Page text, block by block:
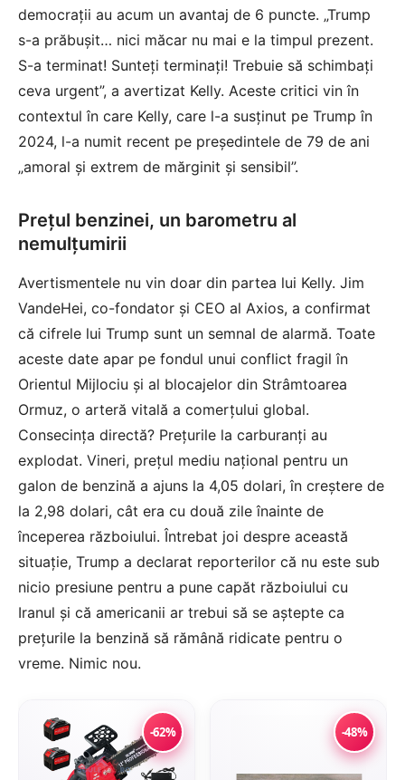
democrații au acum un avantaj de 6 puncte. „Trump
s-a prăbușit… nici măcar nu mai e la timpul prezent.
S-a terminat! Sunteți terminați! Trebuie să schimbați
ceva urgent”, a avertizat Kelly. Aceste critici vin în
contextul în care Kelly, care l-a susținut pe Trump în
2024, l-a numit recent pe președintele de 79 de ani
„amoral și extrem de mărginit și sensibil”.
Prețul benzinei, un barometru al
nemulțumirii
Avertismentele nu vin doar din partea lui Kelly. Jim
VandeHei, co-fondator și CEO al Axios, a confirmat
că cifrele lui Trump sunt un semnal de alarmă. Toate
aceste date apar pe fondul unui conflict fragil în
Orientul Mijlociu și al blocajelor din Strâmtoarea
Ormuz, o arteră vitală a comerțului global.
Consecința directă? Prețurile la carburanți au
explodat. Vineri, prețul mediu național pentru un
galon de benzină a ajuns la 4,05 dolari, în creștere de
la 2,98 dolari, cât era cu două zile înainte de
începerea războiului. Întrebat joi despre această
situație, Trump a declarat reporterilor că nu este sub
nicio presiune pentru a pune capăt războiului cu
Iranul și că americanii ar trebui să se aștepte ca
prețurile la benzină să rămână ridicate pentru o
vreme. Nimic nou.
-62% -48%